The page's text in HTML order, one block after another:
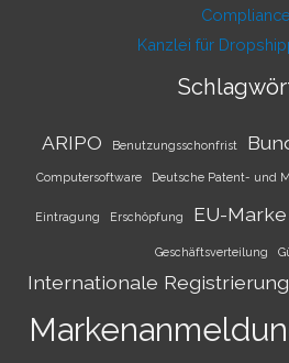
Compliance
Kanzlei für
ARIPO Benutzungsschonfrist
Computersoftware Deutsche Patent- und
Eintragung Erschöpfung EU-Marke
Geschäftsverteilung
Internationale Registrierung